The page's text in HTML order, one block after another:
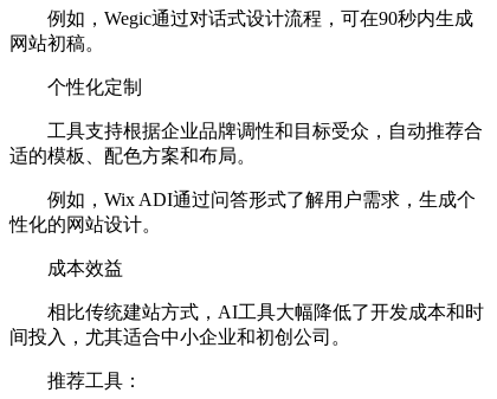
例如，Wegic通过对话式设计流程，可在90秒内生成
网站初稿。
个性化定制
工具支持根据企业品牌调性和目标受众，自动推荐合
适的模板、配色方案和布局。
例如，Wix ADI通过问答形式了解用户需求，生成个
性化的网站设计。
成本效益
相比传统建站方式，AI工具大幅降低了开发成本和时
间投入，尤其适合中小企业和初创公司。
推荐工具：